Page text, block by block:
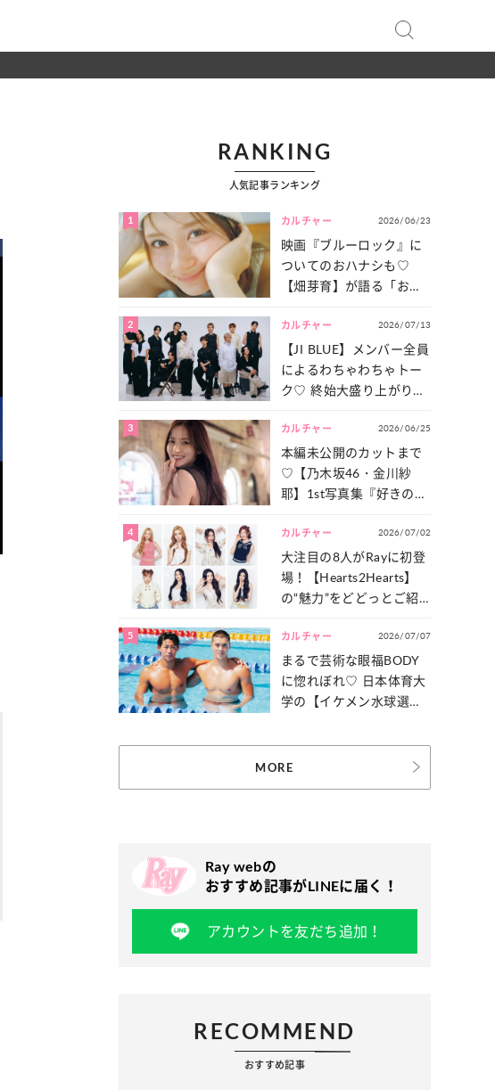
RANKING
人気記事ランキング
1 カルチャー 2026/06/23
映画『ブルーロック』に
ついてのおハナシも♡
【畑芽育】が語る「お仕
は？
2 カルチャー 2026/07/13
【JI BLUE】メンバー全員
によるわちゃわちゃトー
ク♡ 終始大盛り上がりだ
一気見せ！
3 カルチャー 2026/06/25
本編未公開のカットまで
♡【乃木坂46・金川紗
耶】1st写真集『好きのグ
たっぷりとお届け！
4 カルチャー 2026/07/02
大注目の8人がRayに初登
場！【Hearts2Hearts】
の“魅力”をどどっとご紹
5 カルチャー 2026/07/07
まるで芸術な眼福BODY
に惚れぼれ♡ 日本体育大
学の【イケメン水球選
MORE
Ray webの
おすすめ記事がLINEに届く！
アカウントを友だち追加！
RECOMMEND
おすすめ記事